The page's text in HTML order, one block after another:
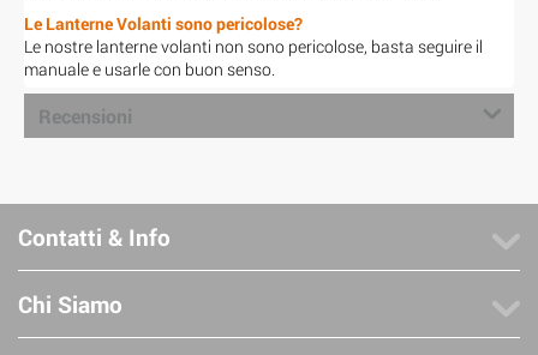
Le Lanterne Volanti sono pericolose?
Le nostre lanterne volanti non sono pericolose, basta seguire il
manuale e usarle con buon senso.
Recensioni
Contatti & Info
Chi Siamo